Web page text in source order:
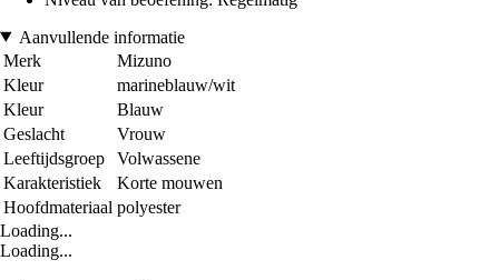
Aanvullende informatie
Merk
Mizuno
Kleur
marineblauw/wit
Kleur
Blauw
Geslacht
Vrouw
Leeftijdsgroep
Volwassene
Karakteristiek
Korte mouwen
Hoofdmateriaal polyester
Loading...
Loading...